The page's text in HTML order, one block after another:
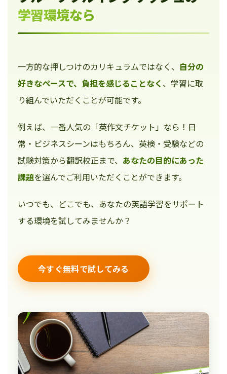
学習環境なら
一方的な押しつけのカリキュラムではなく、 自分の
好きなペースで、負担を感じることなく 、学習に取
り組んでいただくことが可能です。
例えば、一番人気の「英作文チケット」なら！日
常・ビジネスシーンはもちろん、英検・受験などの
試験対策から翻訳校正まで、 あなたの目的にあった
課題を選んでご利用いただくことができます。
いつでも、どこでも、あなたの英語学習をサポート
する環境を試してみませんか？
今すぐ無料で試してみる